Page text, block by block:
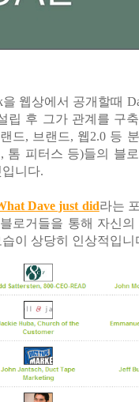
웹상에서 공개할때
립 후 그가 관계를 구
드, 브랜드, 웹2.0 등
톰 피터스 등)들의 블
니다.
Dave just did라는
로거들을 통해 자신
이 상당히 인상적입니